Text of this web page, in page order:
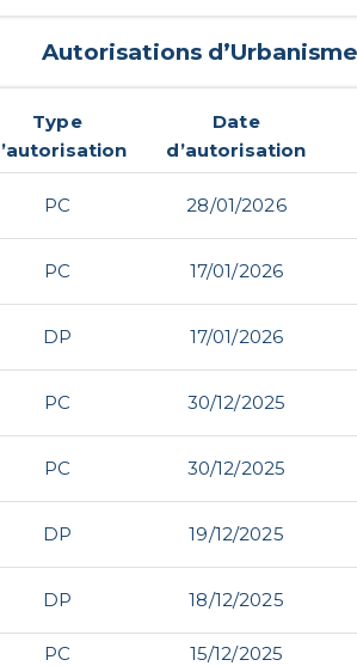
Autorisations
Type
Date
d’autorisation
PC 28/01/2026
PC 17/01/2026
DP 17/01/2026
PC 30/12/2025
PC 30/12/2025
DP 19/12/2025
DP 18/12/2025
PC 15/12/2025